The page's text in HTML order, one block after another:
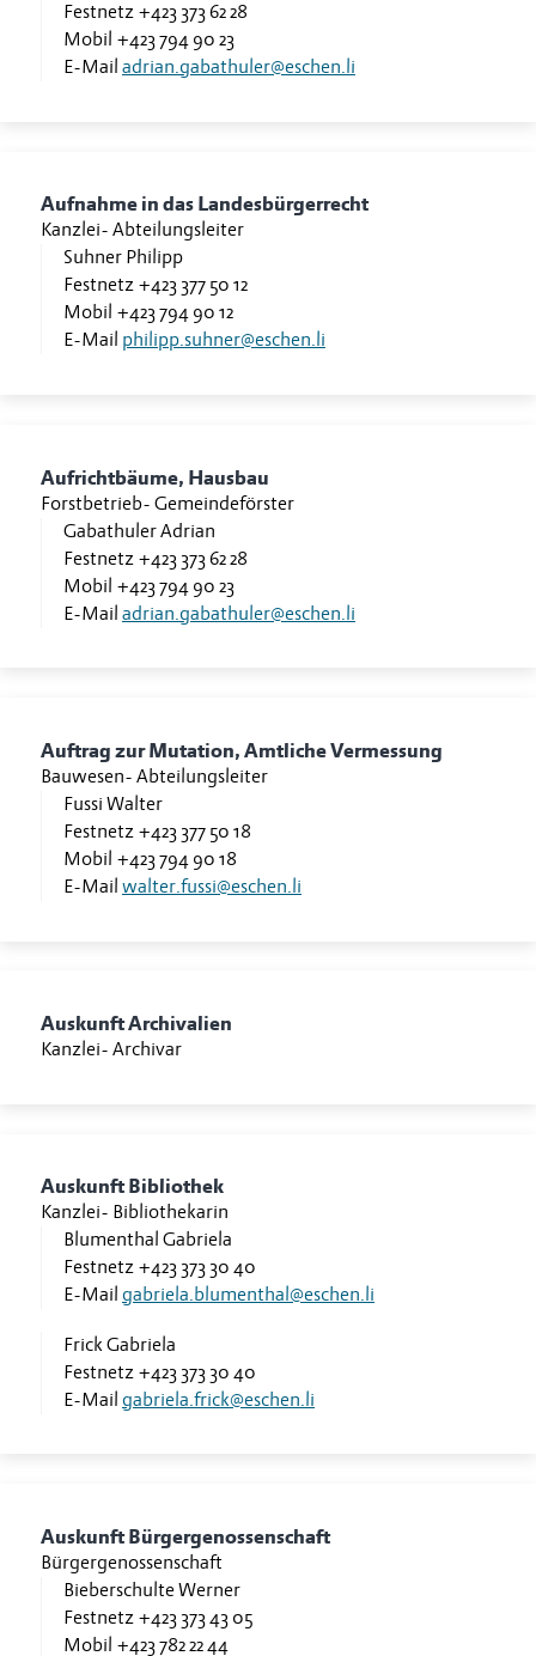
Festnetz +423 373 62 28
Mobil +423 794 90 23
E-Mail adrian.gabathuler@eschen.li
Aufnahme in das Landesbürgerrecht
Kanzlei- Abteilungsleiter
Suhner Philipp
Festnetz +423 377 50 12
Mobil +423 794 90 12
E-Mail philipp.suhner@eschen.li
Aufrichtbäume, Hausbau
Forstbetrieb- Gemeindeförster
Gabathuler Adrian
Festnetz +423 373 62 28
Mobil +423 794 90 23
E-Mail adrian.gabathuler@eschen.li
Auftrag zur Mutation, Amtliche Vermessung
Bauwesen- Abteilungsleiter
Fussi Walter
Festnetz +423 377 50 18
Mobil +423 794 90 18
E-Mail walter.fussi@eschen.li
Auskunft Archivalien
Kanzlei- Archivar
Auskunft Bibliothek
Kanzlei- Bibliothekarin
Blumenthal Gabriela
Festnetz +423 373 30 40
E-Mail gabriela.blumenthal@eschen.li
Frick Gabriela
Festnetz +423 373 30 40
E-Mail gabriela.frick@eschen.li
Auskunft Bürgergenossenschaft
Bürgergenossenschaft
Bieberschulte Werner
Festnetz +423 373 43 05
Mobil +423 782 22 44